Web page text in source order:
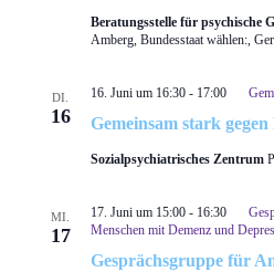
Beratungsstelle für psychische
Amberg, Bundesstaat wählen:,
DI.
16 Gemeinsam stark gegen
16. Juni um 16:30- 17:00
Sozialpsychiatrisches Zentrum
MI.
17
Gesprächsgruppe für
17. Juni um 15:00- 16:30
Menschen mit Demenz und